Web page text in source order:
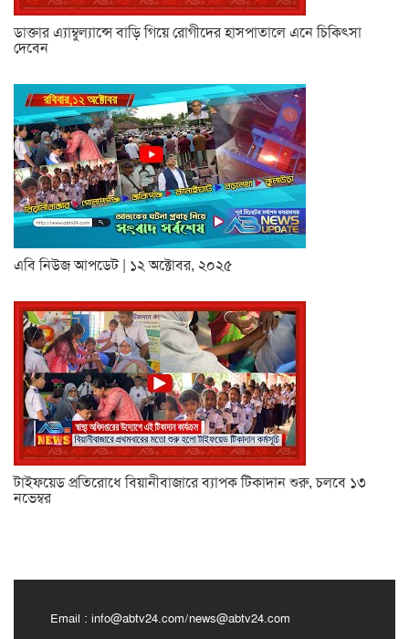
ডাক্তার এ্যাম্বুল্যান্সে বাড়ি গিয়ে রোগীদের হাসপাতালে এনে চিকিৎসা
দেবেন
এবি নিউজ আপডেট | ১২ অক্টোবর, ২০২৫
টাইফয়েড প্রতিরোধে বিয়ানীবাজারে ব্যাপক টিকাদান শুরু, চলবে ১৩
নভেম্বর
Email : info@abtv24.com/news@abtv24.com